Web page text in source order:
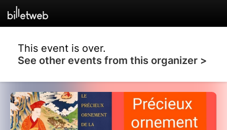
This event is over.
See other events from this organizer >